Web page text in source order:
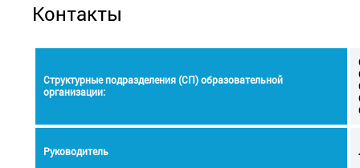
Контакты
Структурные подразделения (СП) образовательной
организации:
Руководитель